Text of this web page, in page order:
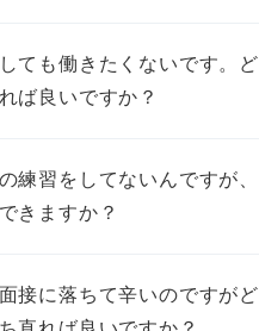
ても働きたくないです。ど
ば良いですか？
練習をしてないんですが、
きますか？
接に落ちて辛いのですがど